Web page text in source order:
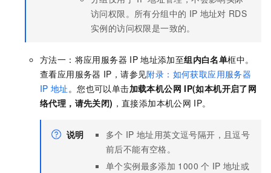
访问权限。所有分组中的 IP 地址对 RDS
实例的访问权限是一致的。
方法一：将应用服务器 IP 地址添加至组内白名单框中。
查看应用服务器 IP，请参见附录：如何获取应用服务器
IP 地址。您也可以单击加载本机公网 IP(如本机开启了网
络代理，请先关闭) ，直接添加本机公网 IP。
说明 多个 IP 地址用英文逗号隔开，且逗号
前后不能有空格。
单个实例最多添加 1000 个 IP 地址或